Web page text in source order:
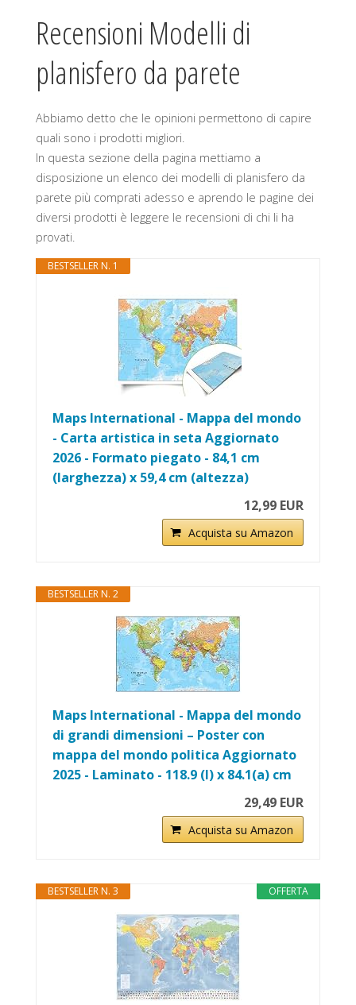
Recensioni Modelli di
planisfero da parete
Abbiamo detto che le opinioni permettono di capire
quali sono i prodotti migliori.
In questa sezione della pagina mettiamo a
disposizione un elenco dei modelli di planisfero da
parete più comprati adesso e aprendo le pagine dei
diversi prodotti è leggere le recensioni di chi li ha
provati.
BESTSELLER N. 1
Maps International - Mappa del mondo
- Carta artistica in seta Aggiornato
2026 - Formato piegato - 84,1 cm
(larghezza) x 59,4 cm (altezza)
12,99 EUR
Acquista su Amazon
BESTSELLER N. 2
Maps International - Mappa del mondo
di grandi dimensioni – Poster con
mappa del mondo politica Aggiornato
2025 - Laminato - 118.9 (l) x 84.1(a) cm
29,49 EUR
Acquista su Amazon
OFFERTA
BESTSELLER N. 3